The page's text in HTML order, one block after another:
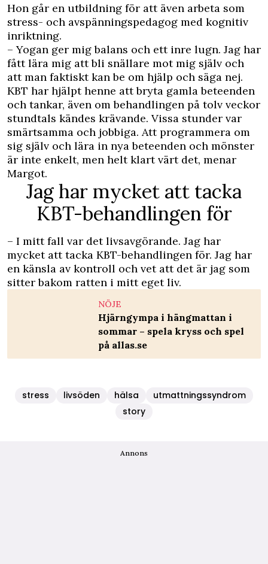
Hon går en utbildning för att även arbeta som
stress- och avspänningspedagog med kognitiv
inriktning.
– Yogan ger mig balans och ett inre lugn. Jag har
fått lära mig att bli snällare mot mig själv och
att man faktiskt kan be om hjälp och säga nej.
KBT har hjälpt henne att bryta gamla beteenden
och tankar, även om behandlingen på tolv veckor
stundtals kändes krävande. Vissa stunder var
smärtsamma och jobbiga. Att programmera om
sig själv och lära in nya beteenden och mönster
är inte enkelt, men helt klart värt det, menar
Margot.
Jag har mycket att tacka
KBT-behandlingen för
– I mitt fall var det livsavgörande. Jag har
mycket att tacka KBT-behandlingen för. Jag har
en känsla av kontroll och vet att det är jag som
sitter bakom ratten i mitt eget liv.
NÖJE
Hjärngympa i hängmattan i
sommar – spela kryss och spel
på allas.se
stress livsöden hälsa
utmattningssyndrom
story
Annons